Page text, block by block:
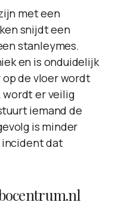
met een
snijdt een
stanleymes.
en is onduidelijk
op de vloer wordt
er veilig
iemand de
is minder
incident dat